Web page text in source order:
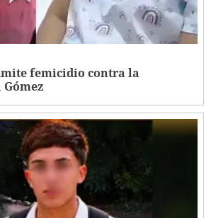
femicidio contra la